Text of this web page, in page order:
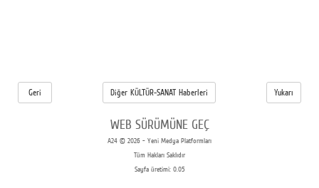
Geri Diğer KÜLTÜR-SANAT Haberleri Yukarı
WEB SÜRÜMÜNE GEÇ
A24 © 2026 - Yeni Medya Platformları
Tüm Hakları Saklıdır
Sayfa üretimi: 0.05